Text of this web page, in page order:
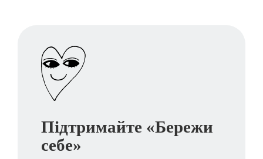
Підтримайте «Бережи
себе»